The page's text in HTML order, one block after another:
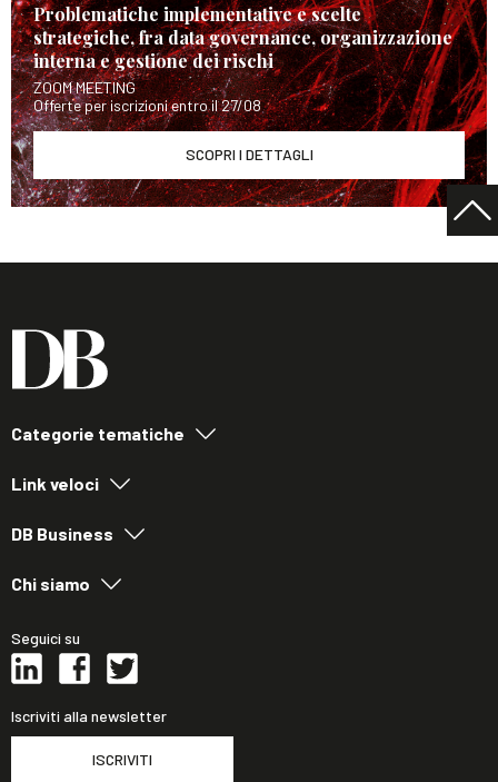
Problematiche implementative e scelte
strategiche, fra data governance, organizzazione
interna e gestione dei rischi
ZOOM MEETING
Offerte per iscrizioni entro il 27/08
SCOPRI I DETTAGLI
Categorie tematiche
Link veloci
DB Business
Chi siamo
Seguici su
Iscriviti alla newsletter
ISCRIVITI